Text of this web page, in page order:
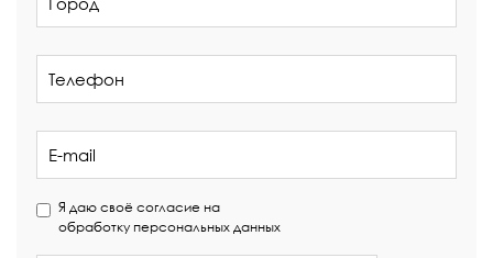
Я даю своё согласие на
обработку персональных данных